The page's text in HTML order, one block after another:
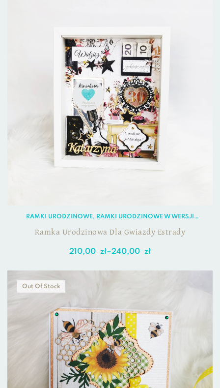
RAMKI URODZINOWE, RAMKI URODZINOWE W WERSJI
Ramka Urodzinowa Dla Gwiazdy Estrady
210,00 zł–240,00 zł
Out Of Stock